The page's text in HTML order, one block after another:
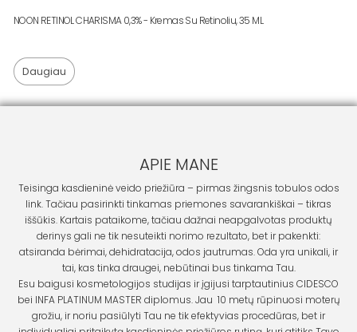
NOON RETINOL CHARISMA 0,3% - Kremas Su Retinoliu, 35 ML
Daugiau
APIE MANE
Teisinga kasdieninė veido priežiūra – pirmas žingsnis tobulos odos
link. Tačiau pasirinkti tinkamas priemones savarankiškai – tikras
iššūkis. Kartais pataikome, tačiau dažnai neapgalvotas produktų
derinys gali ne tik nesuteikti norimo rezultato, bet ir pakenkti:
atsiranda bėrimai, dehidratacija, odos jautrumas. Oda yra unikali, ir
tai, kas tinka draugei, nebūtinai bus tinkama Tau.
Esu baigusi kosmetologijos studijas ir įgijusi tarptautinius CIDESCO
bei INFA PLATINUM MASTER diplomus. Jau 10 metų rūpinuosi moterų
grožiu, ir noriu pasiūlyti Tau ne tik efektyvias procedūras, bet ir